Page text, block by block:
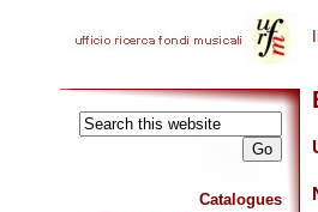
Catalogues